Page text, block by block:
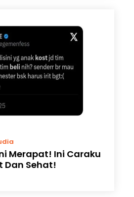
Merapat! Ini Caraku
Dan Sehat!